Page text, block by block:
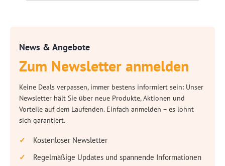
News & Angebote
Zum Newsletter anmelden
Keine Deals verpassen, immer bestens informiert sein: Unser
Newsletter hält Sie über neue Produkte, Aktionen und
Vorteile auf dem Laufenden. Einfach anmelden – es lohnt
sich garantiert.
Kostenloser Newsletter
Regelmäßige Updates und spannende Informationen